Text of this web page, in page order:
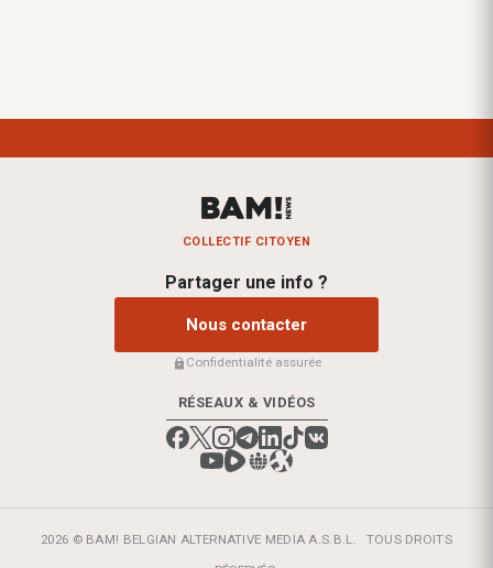
COLLECTIF CITOYEN
Partager une info ?
Nous contacter
Confidentialité assurée
RÉSEAUX & VIDÉOS
2026 © BAM! BELGIAN ALTERNATIVE MEDIA A.S.B.L.
TOUS DROITS